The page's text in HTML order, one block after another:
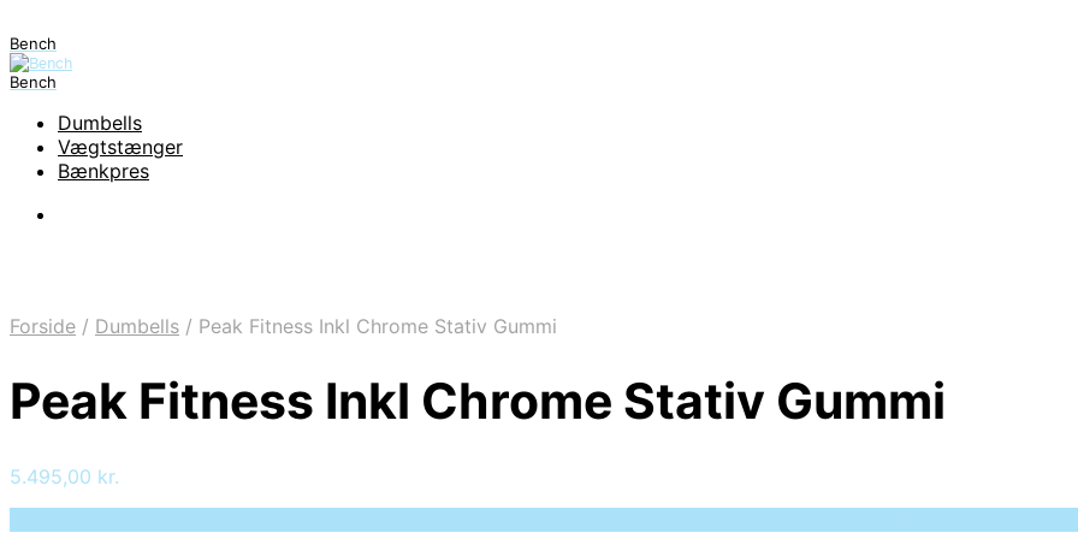
Bench
Bench
Dumbells
Vægtstænger
Bænkpres
Forside / Dumbells / Peak Fitness Inkl Chrome Stativ Gummi
Peak Fitness Inkl Chrome Stativ Gummi
5.495,00 kr.